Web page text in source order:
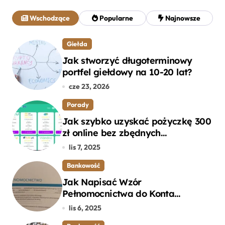
j
:
Wschodzące Popularne Najnowsze
Giełda
Jak stworzyć długoterminowy
portfel giełdowy na 10-20 lat?
cze 23, 2026
Porady
Jak szybko uzyskać pożyczkę 300
zł online bez zbędnych
formalności?
lis 7, 2025
Bankowość
Jak Napisać Wzór
Pełnomocnictwa do Konta
Bankowego – Praktyczny
lis 6, 2025